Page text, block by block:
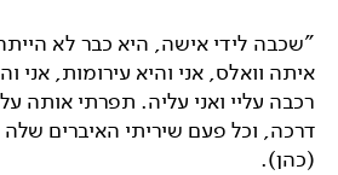
"שכבה לידי אישה, היא כבר לא
איתה וואלס, אני והיא עירומות, אני
רכבה עליי ואני עליה. תפרתי אותה
דרכה, וכל פעם שיריתי האיברים
(כהן).